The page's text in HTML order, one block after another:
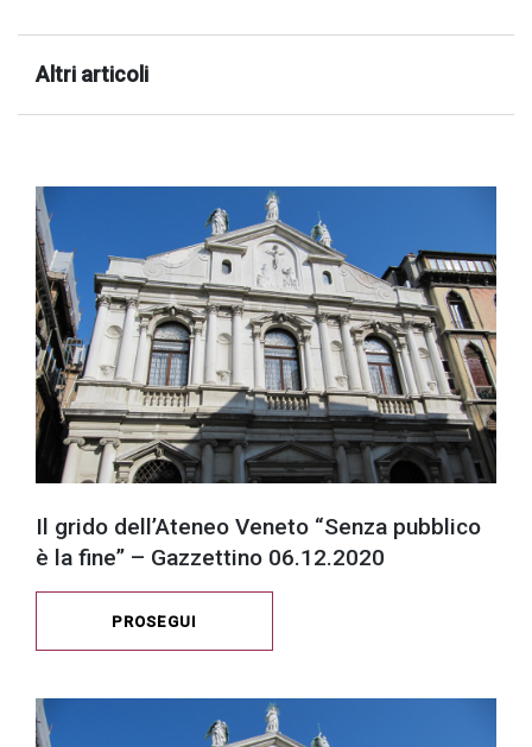
Altri articoli
Il grido dell’Ateneo Veneto “Senza pubblico
è la fine” – Gazzettino 06.12.2020
PROSEGUI
196/03
successo!